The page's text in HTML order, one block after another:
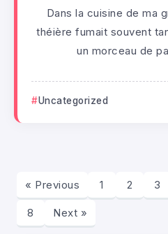
Dans la cuisine de ma
théière fumait souvent
un morceau de
Uncategorized
« Previous 1 2 3
8 Next »